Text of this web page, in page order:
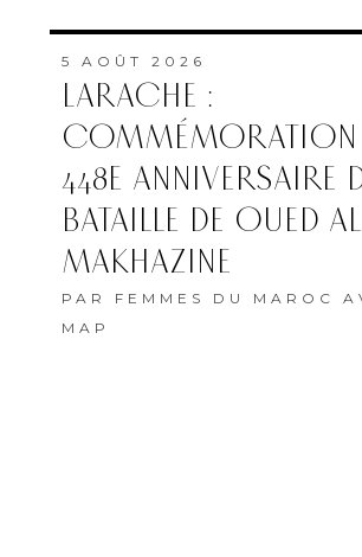
5 AOÛT 2026
LARACHE :
COMMÉMORATION
448E ANNIVERSAIRE
BATAILLE DE OUED AL
MAKHAZINE
PAR FEMMES DU MAROC
MAP